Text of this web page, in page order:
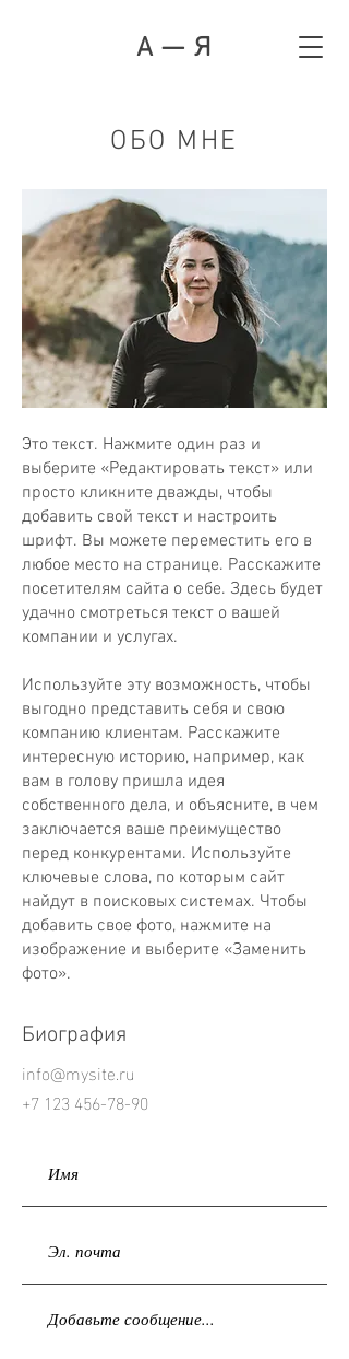
А — Я
ОБО МНЕ
Это текст. Нажмите один раз и
выберите «Редактировать текст» или
просто кликните дважды, чтобы
добавить свой текст и настроить
шрифт. Вы можете переместить его в
любое место на странице. Расскажите
посетителям сайта о себе. Здесь будет
удачно смотреться текст о вашей
компании и услугах.
Используйте эту возможность, чтобы
выгодно представить себя и свою
компанию клиентам. Расскажите
интересную историю, например, как
вам в голову пришла идея
собственного дела, и объясните, в чем
заключается ваше преимущество
перед конкурентами. Используйте
ключевые слова, по которым сайт
найдут в поисковых системах. Чтобы
добавить свое фото, нажмите на
изображение и выберите «Заменить
фото».
Биография
info@mysite.ru
+7 123 456-78-90